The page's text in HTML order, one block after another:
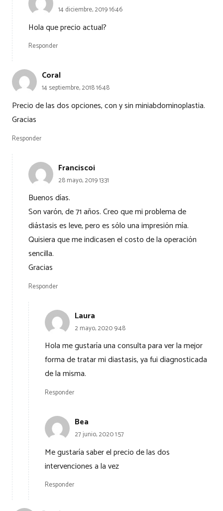
14 diciembre, 2019 16:46
Hola que precio actual?
Responder
Coral
14 septiembre, 2018 16:48
Precio de las dos opciones, con y sin miniabdominoplastia.
Gracias
Responder
Franciscoi
28 mayo, 2019 13:31
Buenos días.
Son varón, de 71 años. Creo que mi problema de
diástasis es leve, pero es sólo una impresión mía.
Quisiera que me indicasen el costo de la operación
sencilla.
Gracias
Responder
Laura
2 mayo, 2020 9:48
Hola me gustaría una consulta para ver la mejor
forma de tratar mi diastasis, ya fui diagnosticada
de la misma.
Responder
Bea
27 junio, 2020 1:57
Me gustaría saber el precio de las dos
intervenciones a la vez
Responder